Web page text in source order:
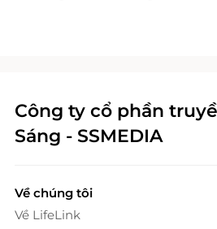
cấp cũng như đối với các tranh
LifeLink có quyền sửa chữa
thông báo trước.
gid=643553063#gid=643553063
Công ty cổ phần
Sáng - SSMEDIA
Về chúng tôi
Về LifeLink